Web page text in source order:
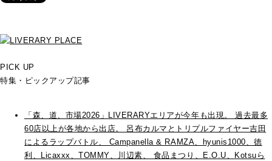
PICK UP
特集・ピックアップ記事
「森、道、市場2026」LIVERARYエリアが今年も出現。 過去最多
60店以上が各地から出店。 呂布カルマとトリプルファイヤー吉田
によるラップバトル、 Campanella & RAMZA、hyunis1000、徳
利、Licaxxx、TOMMY、川辺素、 食品まつり、E.O.U、Kotsuら